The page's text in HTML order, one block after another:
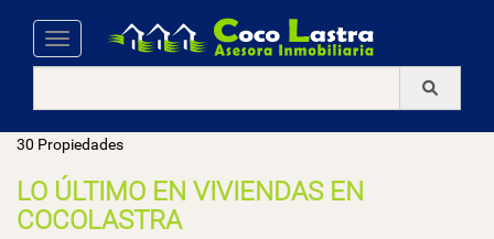
Toggle navigation
30 Propiedades
LO ÚLTIMO EN VIVIENDAS EN
COCOLASTRA